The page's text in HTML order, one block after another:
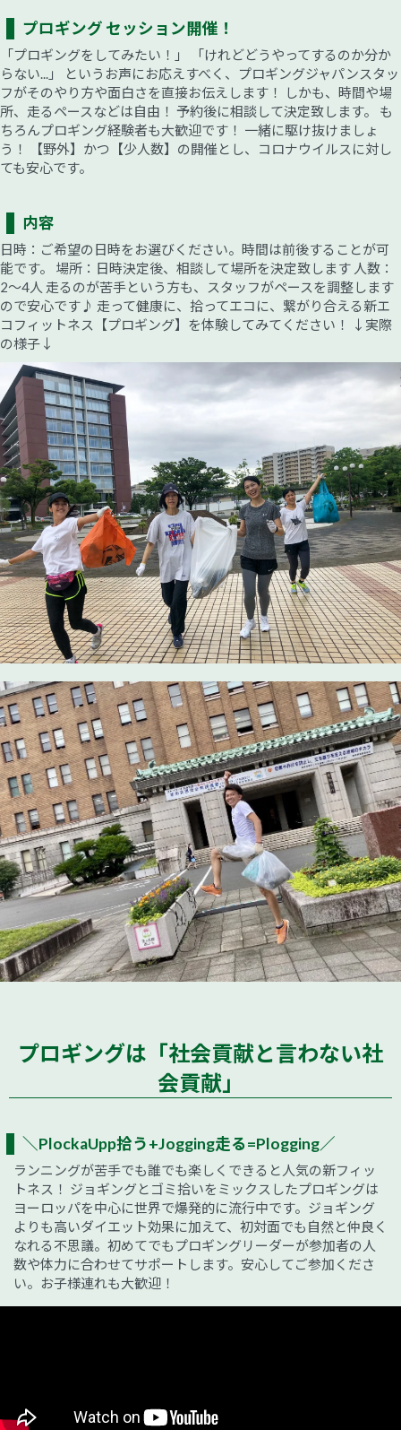
プロギング セッション開催！
「プロギングをしてみたい！」 「けれどどうやってするのか分か
らない...」 というお声にお応えすべく、プロギングジャパンスタッ
フがそのやり方や面白さを直接お伝えします！ しかも、時間や場
所、走るペースなどは自由！ 予約後に相談して決定致します。 も
ちろんプロギング経験者も大歓迎です！ 一緒に駆け抜けましょ
う！ 【野外】かつ【少人数】の開催とし、コロナウイルスに対し
ても安心です。
内容
日時：ご希望の日時をお選びください。時間は前後することが可
能です。 場所：日時決定後、相談して場所を決定致します 人数：
2～4人 走るのが苦手という方も、スタッフがペースを調整します
ので安心です♪ 走って健康に、拾ってエコに、繋がり合える新エ
コフィットネス【プロギング】を体験してみてください！ ↓実際
の様子↓
プロギングは「社会貢献と言わない社
会貢献」
＼PlockaUpp拾う+Jogging走る=Plogging／
ランニングが苦手でも誰でも楽しくできると人気の新フィッ
トネス！ ジョギングとゴミ拾いをミックスしたプロギングは
ヨーロッパを中心に世界で爆発的に流行中です。ジョギング
よりも高いダイエット効果に加えて、初対面でも自然と仲良く
なれる不思議。初めてでもプロギングリーダーが参加者の人
数や体力に合わせてサポートします。安心してご参加くださ
い。お子様連れも大歓迎！